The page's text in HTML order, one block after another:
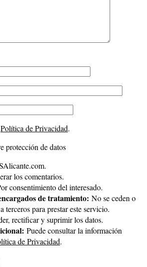
Política de Privacidad.
protección de datos
los comentarios.
consentimiento del interesado.
de tratamiento: No se ceden o
terceros para prestar este servicio.
rectificar y suprimir los datos.
Puede consultar la información
de Privacidad.